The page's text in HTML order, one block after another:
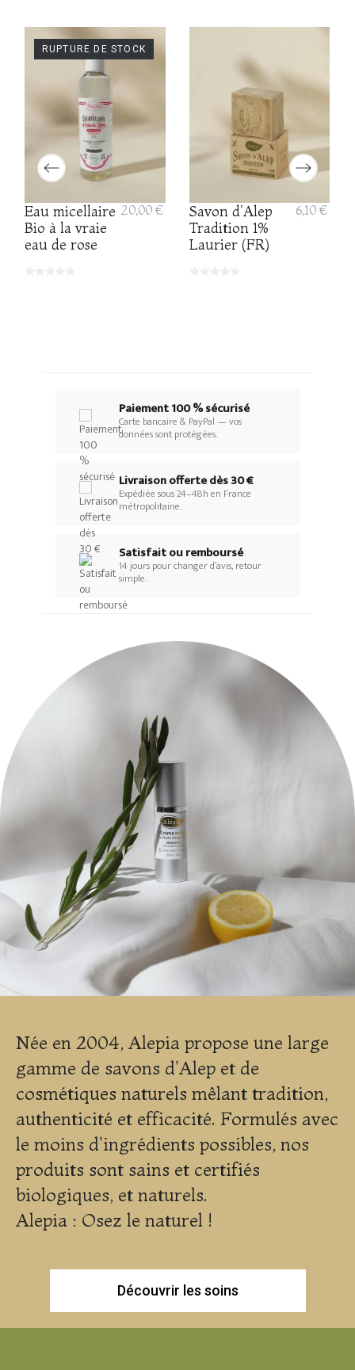
Eau micellaire
Bio à la vraie
eau de rose
20,00 €
RUPTURE DE STOCK
Savon d'Alep
Tradition 1%
Laurier (FR)
6,10 €
Paiement 100 % sécurisé
Carte bancaire & PayPal — vos
données sont protégées.
Livraison offerte dès 30 €
Expédiée sous 24–48h en France
métropolitaine.
Satisfait ou remboursé
14 jours pour changer d’avis, retour
simple.
Née en 2004, Alepia propose une large
gamme de savons d'Alep et de
cosmétiques naturels mêlant tradition,
authenticité et efficacité. Formulés avec
le moins d'ingrédients possibles, nos
produits sont sains et certifiés
biologiques, et naturels.
Alepia : Osez le naturel !
Découvrir les soins